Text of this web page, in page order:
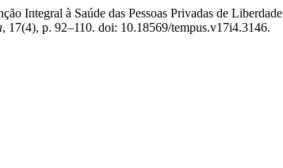
Integral à Saúde das Pessoas Privadas de
, 17(4), p. 92–110. doi: 10.18569/tempus.v17i4.3146.